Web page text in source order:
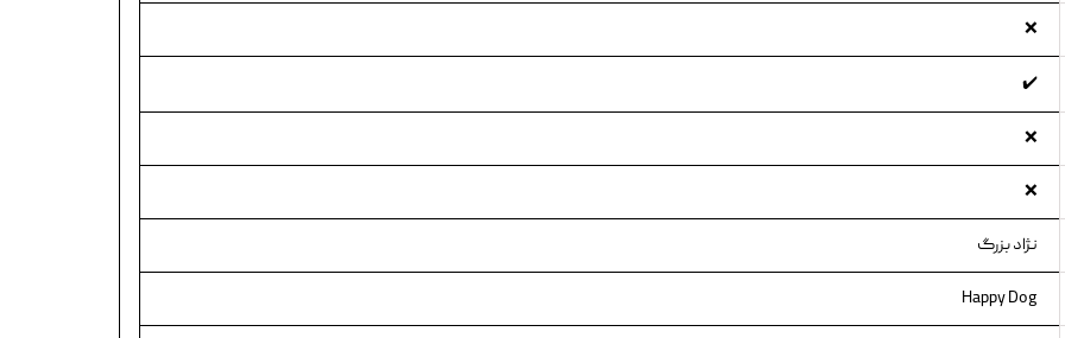
❌
✔️
❌
❌
نژاد بزرگ
Happy Dog